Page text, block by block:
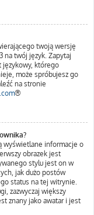
twoją wersję
na twój język. Zapytaj
językowy, którego
może spróbujesz go
na stronie
®
wyświetlane informacje o
obrazek jest
stylu jest on w
jak dużo postów
status na tej witrynie.
zazwyczaj większy
znany jako awatar i jest